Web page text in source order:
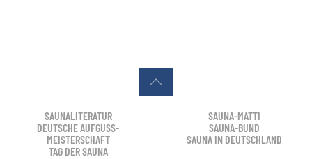
SAUNALITERATUR
DEUTSCHE AUFGUSS-
MEISTERSCHAFT
TAG DER SAUNA
SAUNA-MATTI
SAUNA-BUND
SAUNA IN DEUTSCHLAND